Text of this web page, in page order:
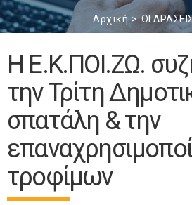
Αρχική ΟΙ
Η Ε.Κ.ΠΟΙ.ΖΩ.
την Τρίτη
σπατάλη & την
τροφίμων